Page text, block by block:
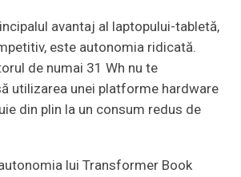
avantaj al laptopului-tabletă,
este autonomia ridicată.
de numai 31 Wh nu te
utilizarea unei platforme hardware
din plin la un consum redus de
lui Transformer Book